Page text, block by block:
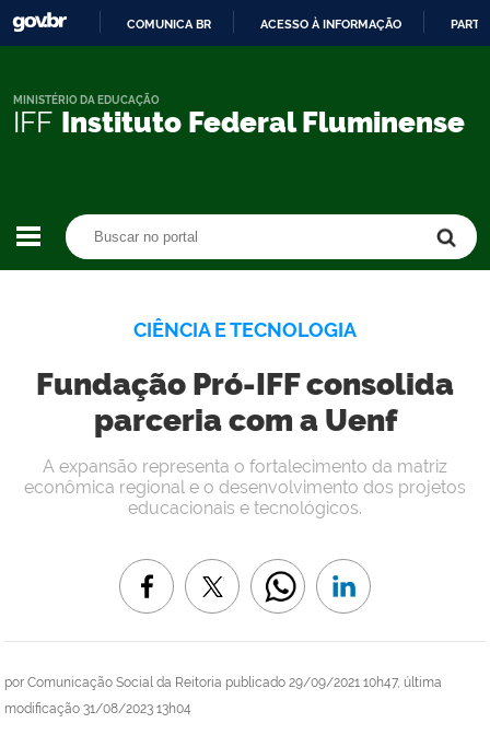
CONTEÚDO
COMUNICA BR ACESSO À INFORMAÇÃO
IFF Instituto Federal Fluminense
MINISTÉRIO DA EDUCAÇÃO
CIÊNCIA E TECNOLOGIA
Fundação Pró-IFF consolida
parceria com a Uenf
por Comunicação Social da Reitoria publicado 29/09/2021 10h47, última
modificação 31/08/2023 13h04
A expansão representa o fortalecimento da matriz
econômica regional e o desenvolvimento dos projetos
educacionais e tecnológicos.